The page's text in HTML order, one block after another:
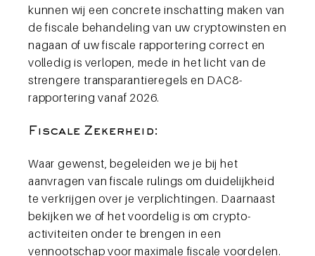
kunnen wij een concrete inschatting maken van
de fiscale behandeling van uw cryptowinsten en
nagaan of uw fiscale rapportering correct en
volledig is verlopen, mede in het licht van de
strengere transparantieregels en DAC8-
rapportering vanaf 2026.
Fiscale Zekerheid:
Waar gewenst, begeleiden we je bij het
aanvragen van fiscale rulings om duidelijkheid
te verkrijgen over je verplichtingen. Daarnaast
bekijken we of het voordelig is om crypto-
activiteiten onder te brengen in een
vennootschap voor maximale fiscale voordelen.